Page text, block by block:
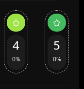
4
0%
5
0%